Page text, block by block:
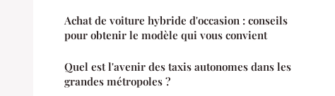
Achat de voiture hybride d'occasion : conseils
pour obtenir le modèle qui vous convient
Quel est l'avenir des taxis autonomes dans les
grandes métropoles ?